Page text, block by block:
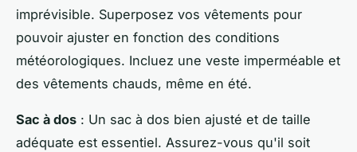
imprévisible. Superposez vos vêtements pour
pouvoir ajuster en fonction des conditions
météorologiques. Incluez une veste imperméable et
des vêtements chauds, même en été.
Sac à dos : Un sac à dos bien ajusté et de taille
adéquate est essentiel. Assurez-vous qu'il soit